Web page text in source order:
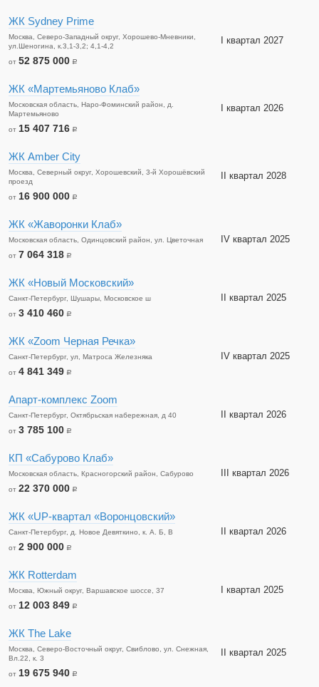
ЖК Sydney Prime
Москва, Северо-Западный округ, Хорошево-Мневники,
ул.Шеногина, к.3,1-3,2; 4,1-4,2
от 52 875 000 a
I квартал 2027
ЖК «Мартемьяново Клаб»
Московская область, Наро-Фоминский район, д.
Мартемьяново
от 15 407 716 a
I квартал 2026
ЖК Amber City
Москва, Северный округ, Хорошевский, 3-й Хорошёвский
проезд
от 16 900 000 a
II квартал 2028
ЖК «Жаворонки Клаб»
Московская область, Одинцовский район, ул. Цветочная
от 7 064 318 a
IV квартал 2025
ЖК «Новый Московский»
Санкт-Петербург, Шушары, Московское ш
от 3 410 460 a
II квартал 2025
ЖК «Zoom Черная Речка»
Санкт-Петербург, ул, Матроса Железняка
от 4 841 349 a
IV квартал 2025
Апарт-комплекс Zoom
Санкт-Петербург, Октябрьская набережная, д 40
от 3 785 100 a
II квартал 2026
КП «Сабурово Клаб»
Московская область, Красногорский район, Сабурово
от 22 370 000 a
III квартал 2026
ЖК «UP-квартал «Воронцовский»
Санкт-Петербург, д. Новое Девяткино, к. А. Б, В
от 2 900 000 a
II квартал 2026
ЖК Rotterdam
Москва, Южный округ, Варшавское шоссе, 37
от 12 003 849 a
I квартал 2025
ЖК The Lake
Москва, Северо-Восточный округ, Свиблово, ул. Снежная,
Вл.22, к. 3
от 19 675 940 a
II квартал 2025